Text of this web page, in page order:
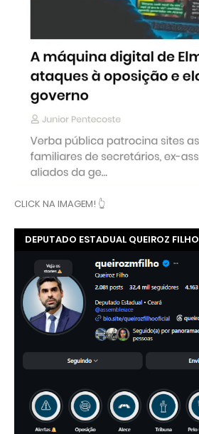
CLICK NA IMAGEM! 👆
DEPUTADO ESTADUAL QUEIROZ FILHO